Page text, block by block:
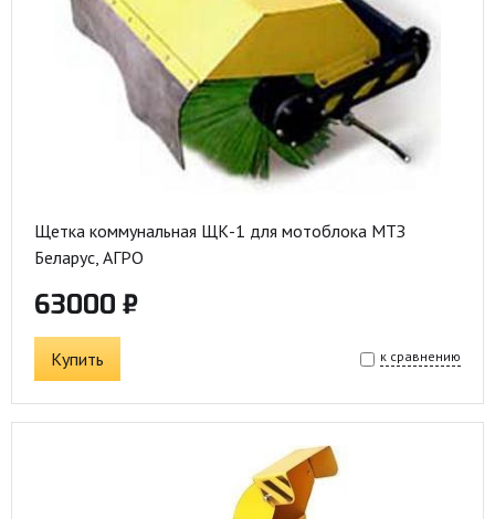
Щетка коммунальная ЩК-1 для мотоблока МТЗ
Беларус, АГРО
63000 ₽
Купить к сравнению